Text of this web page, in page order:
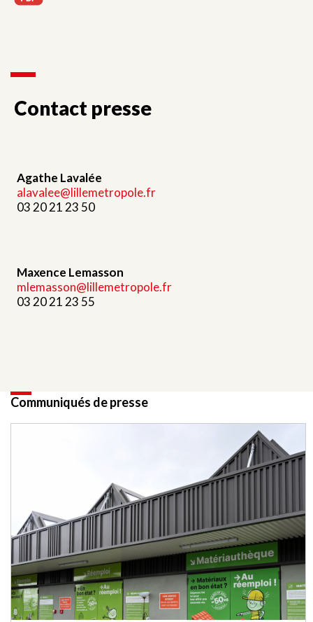
Contact presse
Agathe Lavalée
alavalee@lillemetropole.fr
03 20 21 23 50
Maxence Lemasson
mlemasson@lillemetropole.fr
03 20 21 23 55
Communiqués de presse